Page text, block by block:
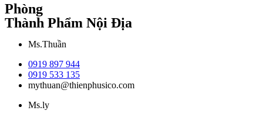
Phòng
Thành Phẩm Nội Địa
Ms.Thuần
0919 897 944
0919 533 135
mythuan@thienphusico.com
Ms.ly